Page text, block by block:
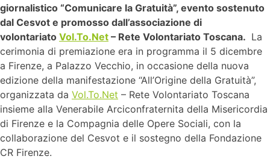
giornalistico “Comunicare la Gratuità”, evento sostenuto
dal Cesvot e promosso dall’associazione di
volontariato Vol.To.Net – Rete Volontariato Toscana. La
cerimonia di premiazione era in programma il 5 dicembre
a Firenze, a Palazzo Vecchio, in occasione della nuova
edizione della manifestazione “All’Origine della Gratuità”,
organizzata da Vol.To.Net – Rete Volontariato Toscana
insieme alla Venerabile Arciconfraternita della Misericordia
di Firenze e la Compagnia delle Opere Sociali, con la
collaborazione del Cesvot e il sostegno della Fondazione
CR Firenze.